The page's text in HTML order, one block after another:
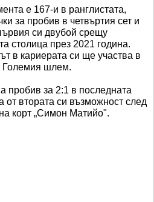
е 167-и в ранглистата,
за пробив в четвъртия сет и
си двубой срещу
столица през 2021 година.
в кариерата си ще участва в
Големия шлем.
пробив за 2:1 в последната
от втората си възможност след
корт „Симон Матийо".